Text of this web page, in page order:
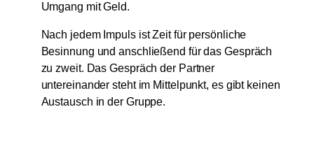
Umgang mit Geld.
Nach jedem Impuls ist Zeit für persönliche
Besinnung und anschließend für das Gespräch
zu zweit. Das Gespräch der Partner
untereinander steht im Mittelpunkt, es gibt keinen
Austausch in der Gruppe.